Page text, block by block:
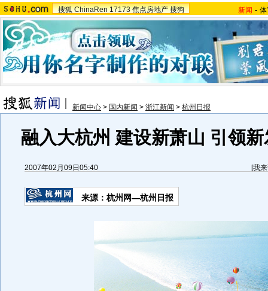
搜狐 ChinaRen 17173 焦点房地产 搜狗 新闻 -
新闻中心 > 国内新闻 > 浙江新闻 > 杭州日报
融入大杭州 建设新萧山 引领
2007年02月09日05:40 [我
来源：杭州网—杭州日报